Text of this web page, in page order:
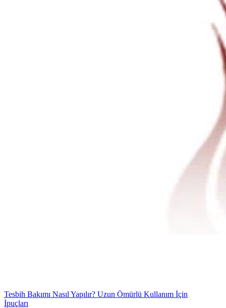
Tesbih Bakımı Nasıl Yapılır? Uzun Ömürlü Kullanım İçin
İpuçları